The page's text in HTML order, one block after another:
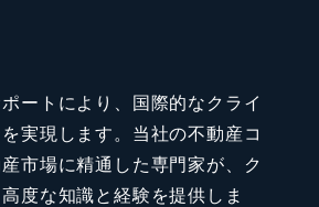
ートにより、国際的なクライ
実現します。当社の不動産コ
市場に精通した専門家が、ク
度な知識と経験を提供しま